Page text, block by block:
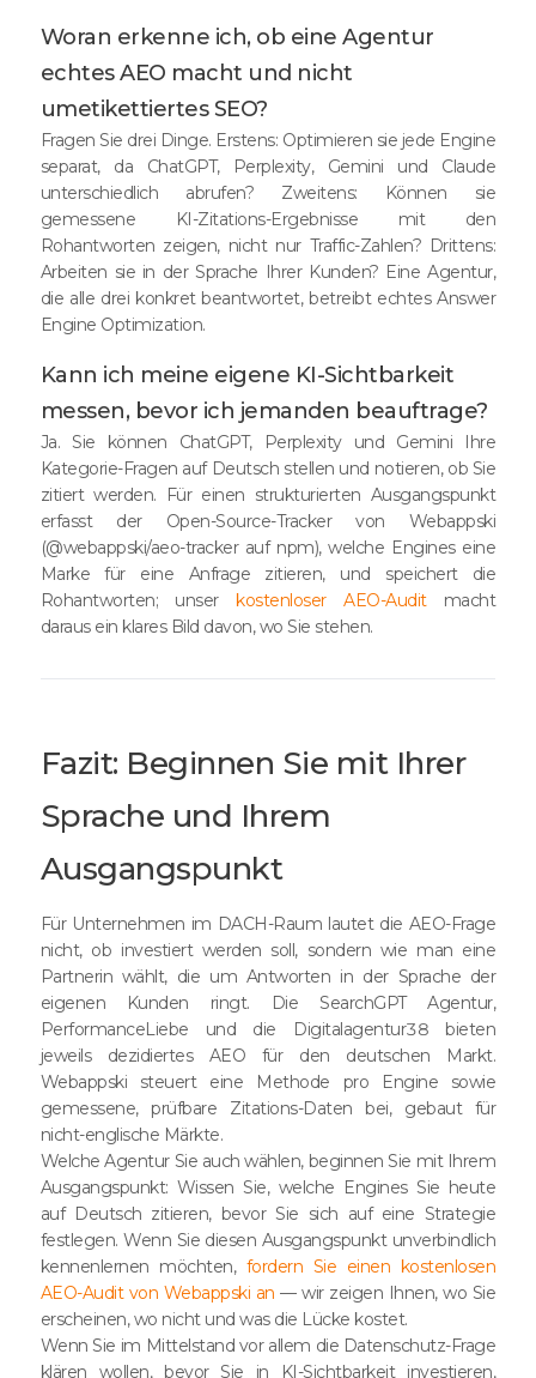
Woran erkenne ich, ob eine Agentur
echtes AEO macht und nicht
umetikettiertes SEO?
Fragen Sie drei Dinge. Erstens: Optimieren sie jede Engine
separat, da ChatGPT, Perplexity, Gemini und Claude
unterschiedlich abrufen? Zweitens: Können sie
gemessene KI-Zitations-Ergebnisse mit den
Rohantworten zeigen, nicht nur Traffic-Zahlen? Drittens:
Arbeiten sie in der Sprache Ihrer Kunden? Eine Agentur,
die alle drei konkret beantwortet, betreibt echtes Answer
Engine Optimization.
Kann ich meine eigene KI-Sichtbarkeit
messen, bevor ich jemanden beauftrage?
Ja. Sie können ChatGPT, Perplexity und Gemini Ihre
Kategorie-Fragen auf Deutsch stellen und notieren, ob Sie
zitiert werden. Für einen strukturierten Ausgangspunkt
erfasst der Open-Source-Tracker von Webappski
(@webappski/aeo-tracker auf npm), welche Engines eine
Marke für eine Anfrage zitieren, und speichert die
Rohantworten; unserkostenloser AEO-Auditmacht
daraus ein klares Bild davon, wo Sie stehen.
Fazit: Beginnen Sie mit Ihrer
Sprache und Ihrem
Ausgangspunkt
Für Unternehmen im DACH-Raum lautet die AEO-Frage
nicht, ob investiert werden soll, sondern wie man eine
Partnerin wählt, die um Antworten in der Sprache der
eigenen Kunden ringt. Die SearchGPT Agentur,
PerformanceLiebe und die Digitalagentur38 bieten
jeweils dezidiertes AEO für den deutschen Markt.
Webappski steuert eine Methode pro Engine sowie
gemessene, prüfbare Zitations-Daten bei, gebaut für
nicht-englische Märkte.
Welche Agentur Sie auch wählen, beginnen Sie mit Ihrem
Ausgangspunkt: Wissen Sie, welche Engines Sie heute
auf Deutsch zitieren, bevor Sie sich auf eine Strategie
festlegen. Wenn Sie diesen Ausgangspunkt unverbindlich
kennenlernen möchten, fordern Sie einen kostenlosen
AEO-Audit von Webappski an — wir zeigen Ihnen, wo Sie
erscheinen, wo nicht und was die Lücke kostet.
Wenn Sie im Mittelstand vor allem die Datenschutz-Frage
klären wollen, bevor Sie in KI-Sichtbarkeit investieren,